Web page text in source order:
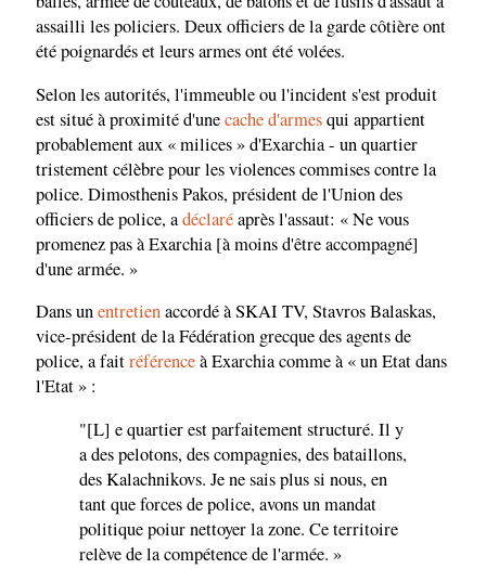
assailli les policiers. Deux officiers de la garde côtière ont
été poignardés et leurs armes ont été volées.
Selon les autorités, l'immeuble ou l'incident s'est produit
est situé à proximité d'unecache d'armesqui appartient
probablement aux « milices » d'Exarchia - un quartier
tristement célèbre pour les violences commises contre la
police. Dimosthenis Pakos, président de l'Union des
officiers de police, adéclaréaprès l'assaut: « Ne vous
promenez pas à Exarchia [à moins d'être accompagné]
d'une armée. »
Dans unentretienaccordé à SKAI TV, Stavros Balaskas,
vice-président de la Fédération grecque des agents de
police, a faitréférenceà Exarchia comme à « un Etat dans
l'Etat » :
"[L] e quartier est parfaitement structuré. Il y
a des pelotons, des compagnies, des bataillons,
des Kalachnikovs. Je ne sais plus si nous, en
tant que forces de police, avons un mandat
politique poiur nettoyer la zone. Ce territoire
relève de la compétence de l'armée. »